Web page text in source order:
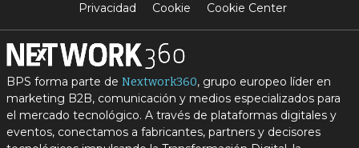
Privacidad
Cookie Cookie Center
BPS forma parte de Nextwork360, grupo europeo líder en
marketing B2B, comunicación y medios especializados para
el mercado tecnológico. A través de plataformas digitales y
eventos, conectamos a fabricantes, partners y decisores